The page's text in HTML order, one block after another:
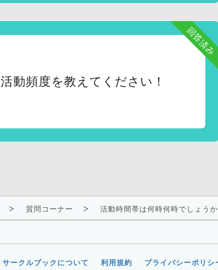
回答済み
活動頻度を教えてください！
質問コーナー 活動時間帯は何時何時でしょう
サークルブックについて 利用規約 プライバシーポリシ